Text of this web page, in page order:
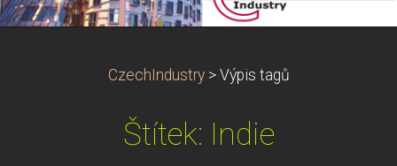
CzechIndustry > Výpis tagů
Štítek: Indie